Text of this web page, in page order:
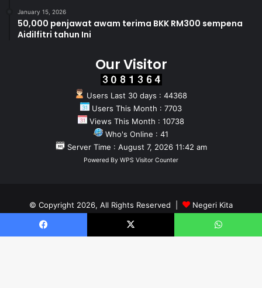
January 15, 2026
50,000 penjawat awam terima BKK RM300 sempena
Aidilfitri tahun Ini
Our Visitor
Users Last 30 days : 44368
Users This Month : 7703
Views This Month : 10738
Who's Online : 41
Server Time : August 7, 2026 11:42 am
Powered By WPS Visitor Counter
© Copyright 2026, All Rights Reserved |
Negeri Kita
About
Facebook X WhatsApp